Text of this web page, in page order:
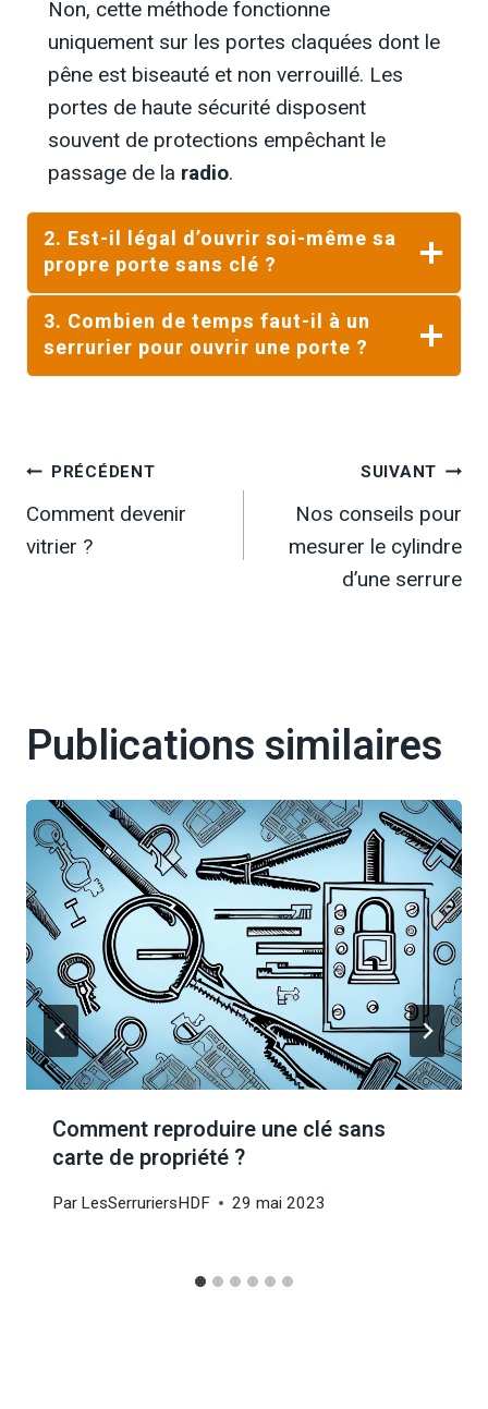
Non, cette méthode fonctionne
uniquement sur les portes claquées dont le
pêne est biseauté et non verrouillé. Les
portes de haute sécurité disposent
souvent de protections empêchant le
passage de la radio.
2. Est-il légal d’ouvrir soi-même sa
propre porte sans clé ?
3. Combien de temps faut-il à un
serrurier pour ouvrir une porte ?
Navigation
de
PRÉCÉDENT
Comment devenir
vitrier ?
SUIVANT
Nos conseils pour
mesurer le cylindre
d’une serrure
Publications similaires
Comment reproduire une clé sans
carte de propriété ?
Par LesSerruriersHDF 29 mai 2023